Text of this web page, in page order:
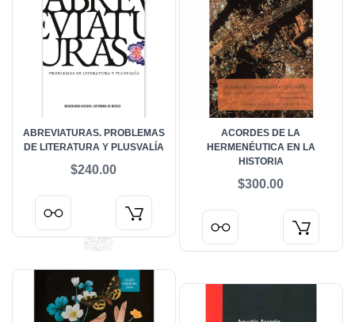
ABREVIATURAS. PROBLEMAS
DE LITERATURA Y PLUSVALÍA
$240.00
ACORDES DE LA
HERMENÉUTICA EN LA
HISTORIA
$300.00